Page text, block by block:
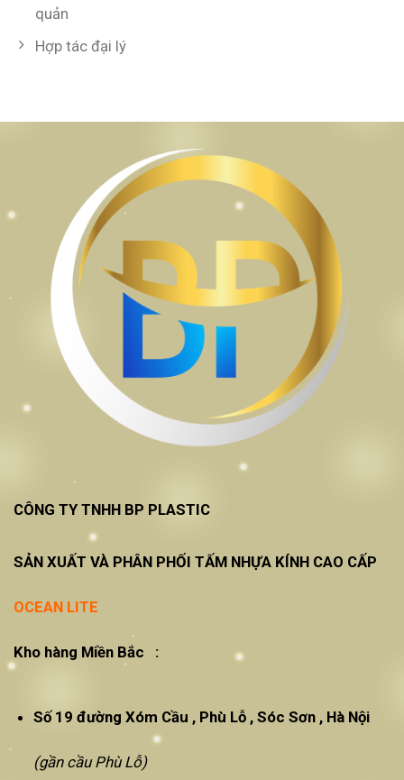
quản
Hợp tác đại lý
CÔNG TY TNHH BP PLASTIC
SẢN XUẤT VÀ PHÂN PHỐI TẤM NHỰA KÍNH CAO CẤP
OCEAN LITE
Kho hàng Miền Bắc :
Số 19 đường Xóm Cầu , Phù Lỗ , Sóc Sơn , Hà Nội
(gần cầu Phù Lỗ)